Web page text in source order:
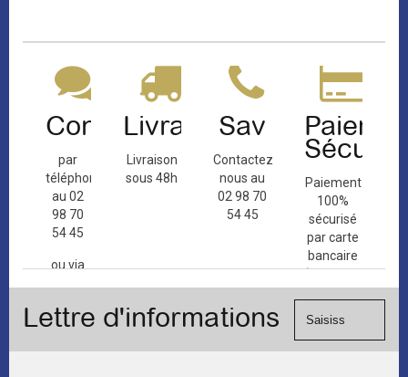
Contact
par
téléphone
au 02
98 70
54 45
ou via
de
Livraison
Livraison
sous 48h
Sav
Contactez-
nous au
02 98 70
54 45
Paiement
100%
sécurisé
par carte
bancaire
(Mastercard,
Visa, ...) et
Lettre d'informations